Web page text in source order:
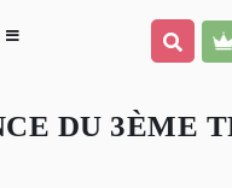
DU 3ÈME